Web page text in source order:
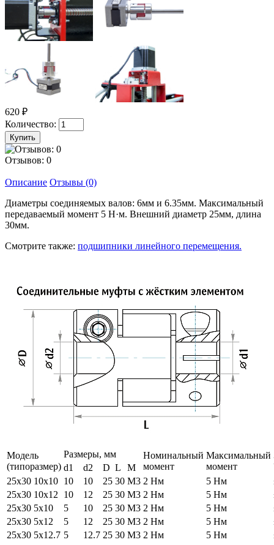
620 ₽
Количество:
Отзывов: 0
Описание Отзывы (0)
Диаметры соединяемых валов: 6мм и 6.35мм. Максимальный
передаваемый момент 5 Н·м. Внешний диаметр 25мм, длина
30мм.
Смотрите также: подшипники линейного перемещения.
Модель
(типоразмер)
Размеры, мм
Номинальный
момент
Максимальный
момент
d1 d2 D L
M
25х30 10х10 10 10 25 30 М3 2 Нм 5 Нм
25х30 10х12
10 12 25 30 М3 2 Нм 5 Нм
25х30 5х10
5 10 25 30 М3 2 Нм 5 Нм
25х30 5х12
5 12 25 30 М3 2 Нм 5 Нм
25х30 5х12.7 5 12.7 25 30 М3 2 Нм 5 Нм